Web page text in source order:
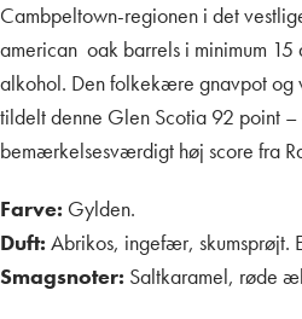
Cambpeltown-regionen i det
american oak barrels i minimum
alkohol. Den folkekære gnavpot og
tildelt denne Glen Scotia 92 point
bemærkelsesværdigt høj score fra
Farve: Gylden.
Duft: Abrikos, ingefær, skumsprøjt.
Smagsnoter: Saltkaramel, røde